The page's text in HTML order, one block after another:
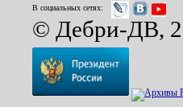
В социальных сетях:
© Дебри-ДВ,